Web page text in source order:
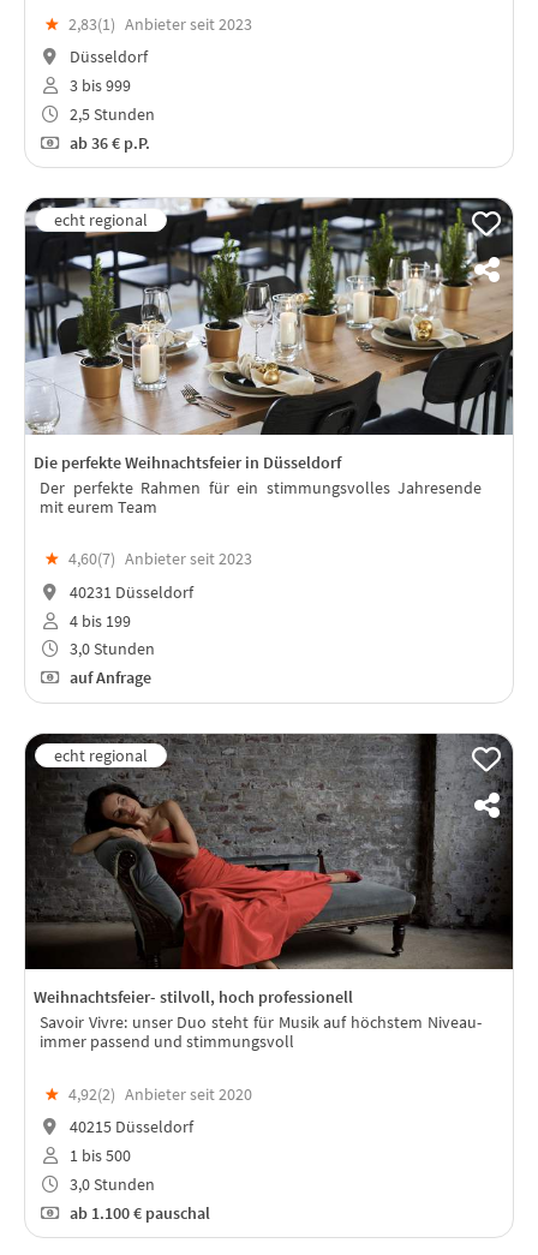
★ 2,83(1) Anbieter seit 2023
Düsseldorf
3 bis 999
2,5 Stunden
ab36 € p.P.
Die perfekte Weihnachtsfeier in Düsseldorf
Der perfekte Rahmen für ein stimmungsvolles Jahresende
mit eurem Team
★ 4,60(7) Anbieter seit 2023
40231 Düsseldorf
4 bis 199
3,0 Stunden
auf Anfrage
Weihnachtsfeier- stilvoll, hoch professionell
Savoir Vivre: unser Duo steht für Musik auf höchstem Niveau-
immer passend und stimmungsvoll
★ 4,92(2) Anbieter seit 2020
40215 Düsseldorf
1 bis 500
3,0 Stunden
ab1.100 € pauschal